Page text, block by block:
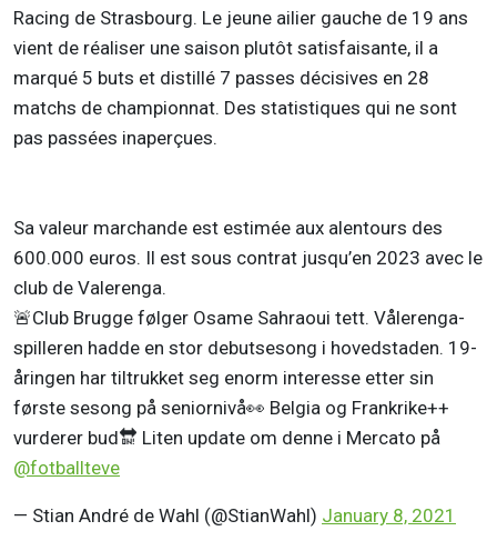
Racing de Strasbourg. Le jeune ailier gauche de 19 ans
vient de réaliser une saison plutôt satisfaisante, il a
marqué 5 buts et distillé 7 passes décisives en 28
matchs de championnat. Des statistiques qui ne sont
pas passées inaperçues.
Sa valeur marchande est estimée aux alentours des
600.000 euros. Il est sous contrat jusqu’en 2023 avec le
club de Valerenga.
🚨Club Brugge følger Osame Sahraoui tett. Vålerenga-
spilleren hadde en stor debutsesong i hovedstaden. 19-
åringen har tiltrukket seg enorm interesse etter sin
første sesong på seniornivå👀 Belgia og Frankrike++
vurderer bud🔛 Liten update om denne i Mercato på
@fotballteve
— Stian André de Wahl (@StianWahl) January 8, 2021